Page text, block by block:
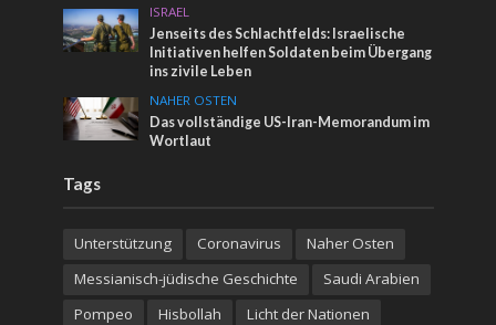
ISRAEL
Jenseits des Schlachtfelds: Israelische
Initiativen helfen Soldaten beim Übergang
ins zivile Leben
NAHER OSTEN
Das vollständige US-Iran-Memorandum im
Wortlaut
Tags
Unterstützung Coronavirus
Naher Osten
Messianisch-jüdische Geschichte
Saudi Arabien
Pompeo
Hisbollah Licht der Nationen